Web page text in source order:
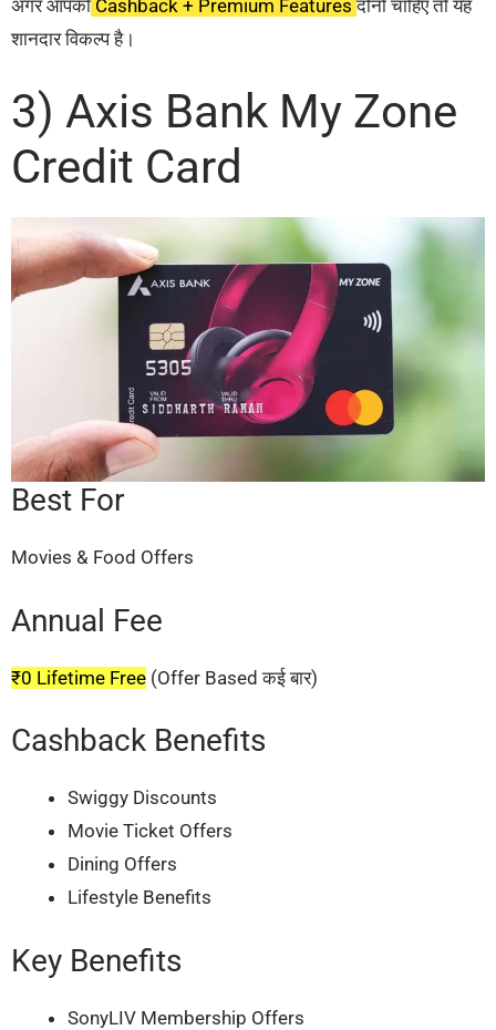
अगर आपको Cashback + Premium Featuresदोनों चाहिए तो यह
शानदार विकल्प है।
3) Axis Bank My Zone
Credit Card
Best For
Movies & Food Offers
Annual Fee
₹0 Lifetime Free (Offer Based कई बार)
Cashback Benefits
Swiggy Discounts
Movie Ticket Offers
Dining Offers
Lifestyle Benefits
Key Benefits
SonyLIV Membership Offers